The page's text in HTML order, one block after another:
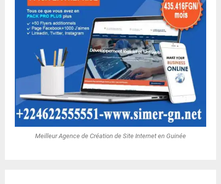
Meilleur Agence de Création de Site Internet en Guinée